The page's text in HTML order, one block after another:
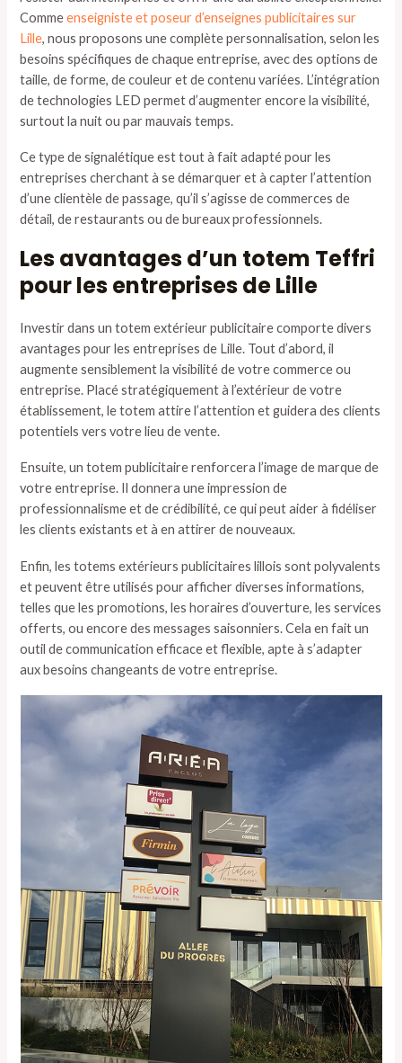
Commeenseigniste et poseur d’enseignes publicitaires sur
Lille, nous proposons une complète personnalisation, selon les
besoins spécifiques de chaque entreprise, avec des options de
taille, de forme, de couleur et de contenu variées. L’intégration
de technologies LED permet d’augmenter encore la visibilité,
surtout la nuit ou par mauvais temps.
Ce type de signalétique est tout à fait adapté pour les
entreprises cherchant à se démarquer et à capter l’attention
d’une clientèle de passage, qu’il s’agisse de commerces de
détail, de restaurants ou de bureaux professionnels.
Les avantages d’un totem Teffri
pour les entreprises de Lille
Investir dans un totem extérieur publicitaire comporte divers
avantages pour les entreprises de Lille. Tout d’abord, il
augmente sensiblement la visibilité de votre commerce ou
entreprise. Placé stratégiquement à l’extérieur de votre
établissement, le totem attire l’attention et guidera des clients
potentiels vers votre lieu de vente.
Ensuite, un totem publicitaire renforcera l’image de marque de
votre entreprise. Il donnera une impression de
professionnalisme et de crédibilité, ce qui peut aider à fidéliser
les clients existants et à en attirer de nouveaux.
Enfin, les totems extérieurs publicitaires lillois sont polyvalents
et peuvent être utilisés pour afficher diverses informations,
telles que les promotions, les horaires d’ouverture, les services
offerts, ou encore des messages saisonniers. Cela en fait un
outil de communication efficace et flexible, apte à s’adapter
aux besoins changeants de votre entreprise.